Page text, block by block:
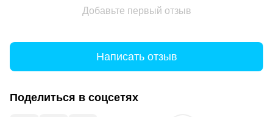
Добавьте первый отзыв
Написать отзыв
Поделиться в соцсетях